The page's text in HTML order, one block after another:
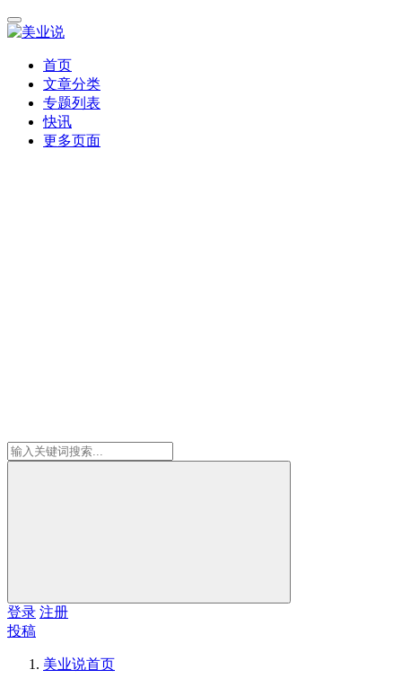
首页
文章分类
专题列表
快讯
更多页面
登录 注册
投稿
美业说首页